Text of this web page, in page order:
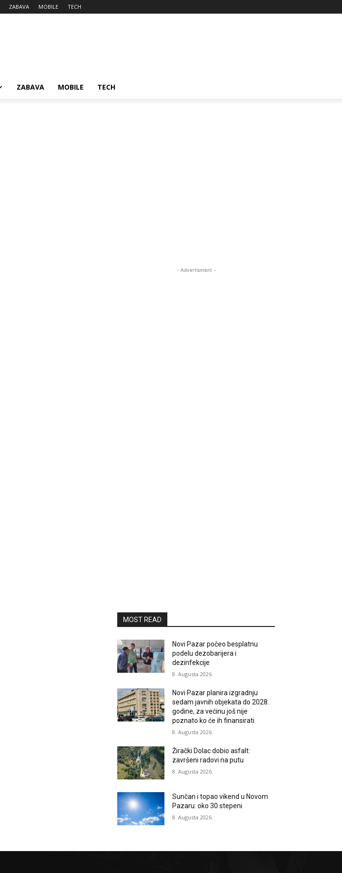
ZABAVA MOBILE TECH
ZABAVA MOBILE TECH
- Advertisment -
MOST READ
Novi Pazar počeo besplatnu
podelu dezobarijera i
dezinfekcije
8. Augusta 2026.
Novi Pazar planira izgradnju
sedam javnih objekata do 2028.
godine, za većinu još nije
poznato ko će ih finansirati
8. Augusta 2026.
Žirački Dolac dobio asfalt:
završeni radovi na putu
8. Augusta 2026.
Sunčan i topao vikend u Novom
Pazaru: oko 30 stepeni
8. Augusta 2026.